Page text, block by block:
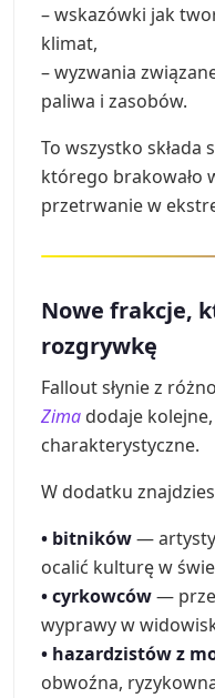
– wskazówki jak
klimat,
– wyzwania
paliwa i zasobów.
To wszystko składa
którego brakowało
przetrwanie w
Nowe frakcje,
rozgrywkę
Fallout słynie z
Zima dodaje
charakterystyczne.
W dodatku
• bitników—
ocalić kulturę w
• cyrkowców—
wyprawy w
• hazardzistów z
obwoźna,